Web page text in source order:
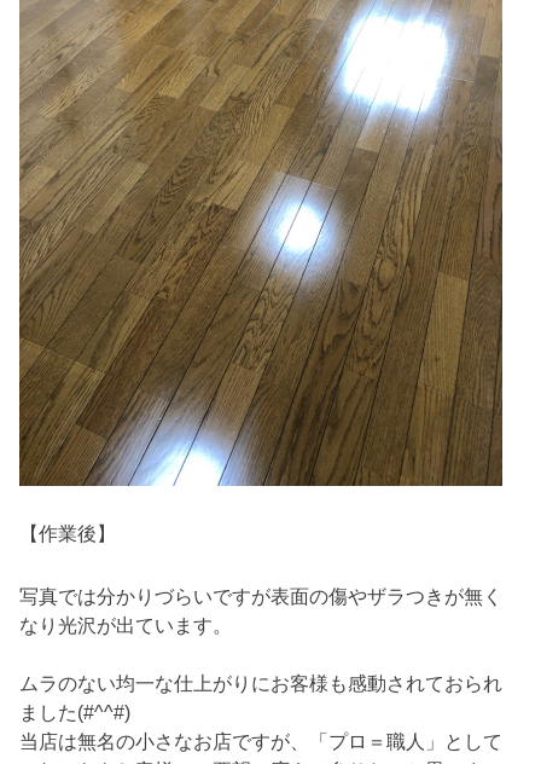
【作業後】
写真では分かりづらいですが表面の傷やザラつきが無く
なり光沢が出ています。
ムラのない均一な仕上がりにお客様も感動されておられ
ました(#^^#)
当店は無名の小さなお店ですが、「プロ＝職人」として